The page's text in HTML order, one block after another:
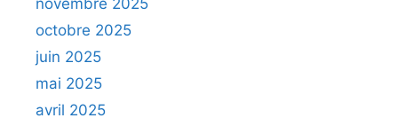
octobre 2025
juin 2025
mai 2025
avril 2025